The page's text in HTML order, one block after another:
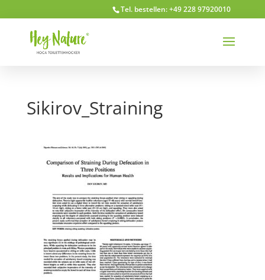
Tel. bestellen: +49 228 97920010
Sikirov_Straining